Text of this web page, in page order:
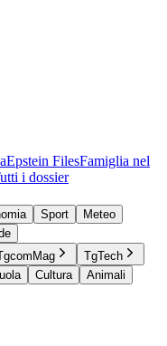
Epstein FilesFamiglia nel
i dossier
Sport
Meteo
TgTech
Cultura
Animali